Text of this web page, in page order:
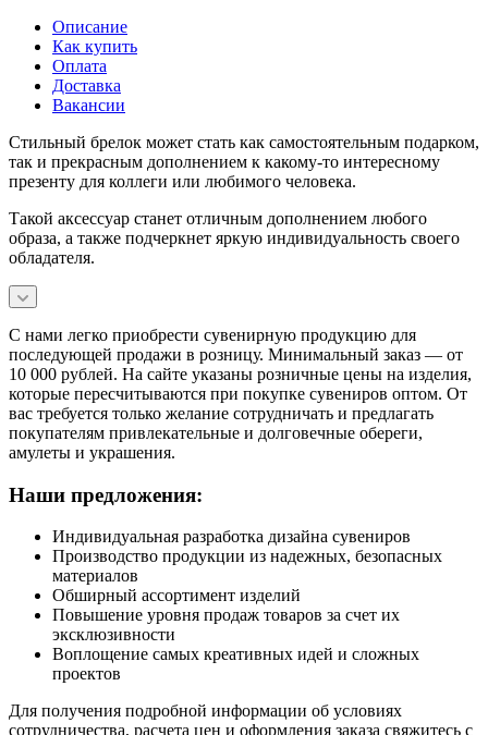
Описание
Как купить
Оплата
Доставка
Вакансии
Стильный брелок может стать как самостоятельным подарком,
так и прекрасным дополнением к какому-то интересному
презенту для коллеги или любимого человека.
Такой аксессуар станет отличным дополнением любого
образа, а также подчеркнет яркую индивидуальность своего
обладателя.
С нами легко приобрести сувенирную продукцию для
последующей продажи в розницу. Минимальный заказ — от
10 000 рублей. На сайте указаны розничные цены на изделия,
которые пересчитываются при покупке сувениров оптом. От
вас требуется только желание сотрудничать и предлагать
покупателям привлекательные и долговечные обереги,
амулеты и украшения.
Наши предложения:
Индивидуальная разработка дизайна сувениров
Производство продукции из надежных, безопасных
материалов
Обширный ассортимент изделий
Повышение уровня продаж товаров за счет их
эксклюзивности
Воплощение самых креативных идей и сложных
проектов
Для получения подробной информации об условиях
сотрудничества, расчета цен и оформления заказа свяжитесь с